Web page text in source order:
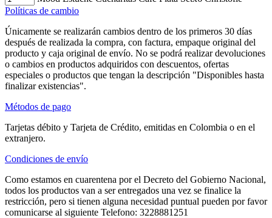
Políticas de cambio
Únicamente se realizarán cambios dentro de los primeros 30 días
después de realizada la compra, con factura, empaque original del
producto y caja original de envío. No se podrá realizar devoluciones
o cambios en productos adquiridos con descuentos, ofertas
especiales o productos que tengan la descripción "Disponibles hasta
finalizar existencias".
Métodos de pago
Tarjetas débito y Tarjeta de Crédito, emitidas en Colombia o en el
extranjero.
Condiciones de envío
Como estamos en cuarentena por el Decreto del Gobierno Nacional,
todos los productos van a ser entregados una vez se finalice la
restricción, pero si tienen alguna necesidad puntual pueden por favor
comunicarse al siguiente Telefono: 3228881251